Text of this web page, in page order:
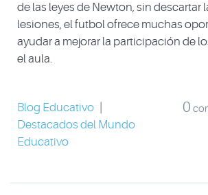
de las leyes de Newton, sin descartar
lesiones, el futbol ofrece muchas
ayudar a mejorar la participación de
el aula.
Blog Educativo
Destacados del Mundo
Educativo
0